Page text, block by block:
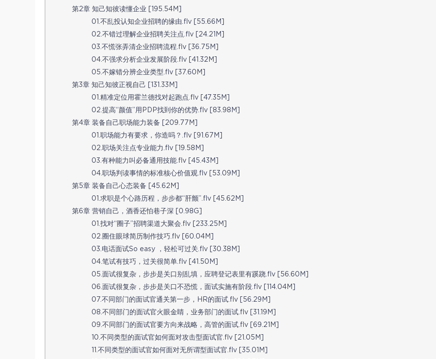
第2章 知己知彼读懂企业 [195.54M]
01.不乱投认知企业招聘的缘由.flv [55.66M]
02.不错过理解企业招聘关注点.flv [24.21M]
03.不慌张弄清企业招聘流程.flv [36.75M]
04.不强求分析企业发展阶段.flv [41.32M]
05.不嫁错分辨企业类型.flv [37.60M]
第3章 知己知彼正视自己 [131.33M]
01.精准定位用霍兰德找对起跑点.flv [47.35M]
02.提高“颜值”用PDP找到你的优势.flv [83.98M]
第4章 装备自己职场能力装备 [209.77M]
01.职场能力有要求，你造吗？.flv [91.67M]
02.职场关注点专业能力.flv [19.58M]
03.有种能力叫必备通用技能.flv [45.43M]
04.职场判读事情的标准核心价值观.flv [53.09M]
第5章 装备自己心态装备 [45.62M]
01.求职是个心路历程，步步都“肝颤”.flv [45.62M]
第6章 营销自己，酒香还怕巷子深 [0.98G]
01.找对“圈子”招聘渠道大聚会.flv [233.25M]
02.圈住眼球简历制作技巧.flv [60.04M]
03.电话面试So easy ，轻松可过关.flv [30.38M]
04.笔试有技巧，过关很简单.flv [41.50M]
05.面试很复杂，步步是关口别乱填，应聘登记表里有蹊跷.flv [56.60M]
06.面试很复杂，步步是关口不恐慌，面试实施有阶段.flv [114.04M]
07.不同部门的面试官通关第一步，HR的面试.flv [56.29M]
08.不同部门的面试官火眼金睛，业务部门的面试.flv [31.19M]
09.不同部门的面试官要方向来战略，高管的面试.flv [69.21M]
10.不同类型的面试官如何面对攻击型面试官.flv [21.05M]
11.不同类型的面试官如何面对无所谓型面试官.flv [35.01M]